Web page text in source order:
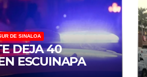
DE SINALOA
DEJA 40
ESCUINAPA